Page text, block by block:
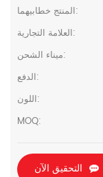
المنتج خطابيهما:
العلامة التجارية:
ميناء الشحن:
الدفع:
اللون:
MOQ:
التحقيق الآن